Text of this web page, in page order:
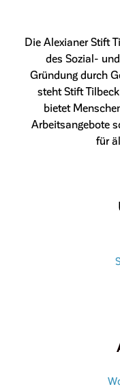
Die Alexianer Stift
des Sozial-
Gründung durch
steht Stift
bietet
Arbeitsangebote
für